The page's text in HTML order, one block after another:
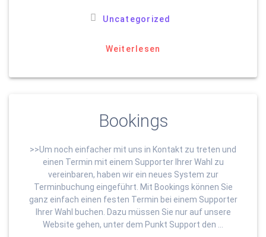
Uncategorized
Weiterlesen
Bookings
>>Um noch einfacher mit uns in Kontakt zu treten und
einen Termin mit einem Supporter Ihrer Wahl zu
vereinbaren, haben wir ein neues System zur
Terminbuchung eingeführt. Mit Bookings können Sie
ganz einfach einen festen Termin bei einem Supporter
Ihrer Wahl buchen. Dazu müssen Sie nur auf unsere
Website gehen, unter dem Punkt Support den …